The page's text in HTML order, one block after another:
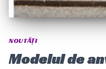
NOUTĂȚI
Modelul de